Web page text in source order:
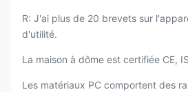
R: J'ai plus de 20 brevets sur
d'utilité.
La maison à dôme est certifiée CE,
Les matériaux PC comportent des